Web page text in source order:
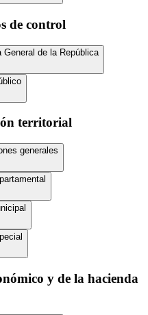
de control
de la República
territorial
generales
y de la hacienda